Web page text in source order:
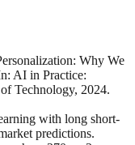
Why We
AI in Practice:
Technology, 2024.
with long short-
predictions.